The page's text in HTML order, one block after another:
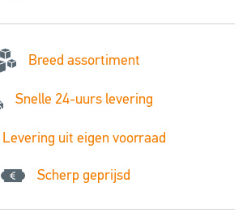
Breed assortiment
Snelle 24-uurs levering
Levering uit eigen voorraad
Scherp geprijsd